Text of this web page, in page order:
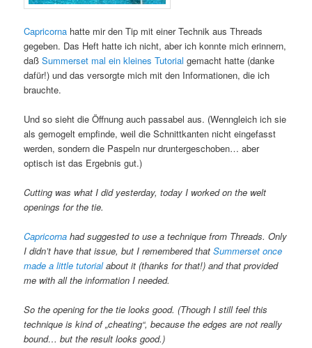
Capricorna hatte mir den Tip mit einer Technik aus Threads
gegeben. Das Heft hatte ich nicht, aber ich konnte mich erinnern,
daßSummerset mal ein kleines Tutorial gemacht hatte (danke
dafür!) und das versorgte mich mit den Informationen, die ich
brauchte.
Und so sieht die Öffnung auch passabel aus. (Wenngleich ich sie
als gemogelt empfinde, weil die Schnittkanten nicht eingefasst
werden, sondern die Paspeln nur druntergeschoben… aber
optisch ist das Ergebnis gut.)
Cutting was what I did yesterday, today I worked on the welt
openings for the tie.
Capricorna had suggested to use a technique from Threads. Only
I didn’t have that issue, but I remembered thatSummerset once
made a little tutorial about it (thanks for that!) and that provided
me with all the information I needed.
So the opening for the tie looks good. (Though I still feel this
technique is kind of „cheating“, because the edges are not really
bound… but the result looks good.)